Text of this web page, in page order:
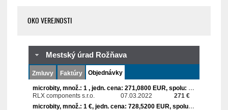
OKO VEREJNOSTI